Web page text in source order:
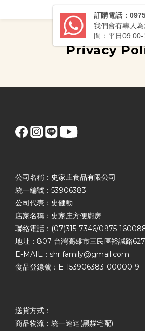
Privacy
公司名稱：史家庄食品有限公司
統一編號：53906383
公司代表：史健勳
店家名稱：史家庄方便廚房
聯絡電話：(07)315-7346/0975-
地址：807 台灣高雄市三民區裕誠路
E-MAIL：shr.family@gmail.com
食品登錄號：E-153906383-00000-9
送貨方式：
商品物流：統一速達(黑貓宅配)